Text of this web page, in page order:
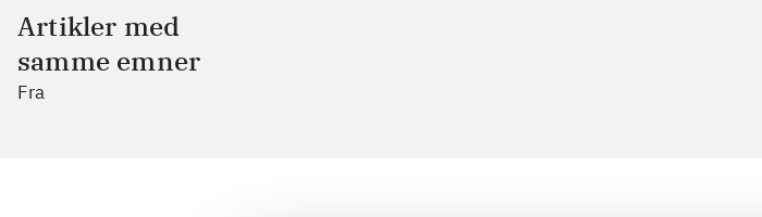
Artikler med
samme emner
Fra